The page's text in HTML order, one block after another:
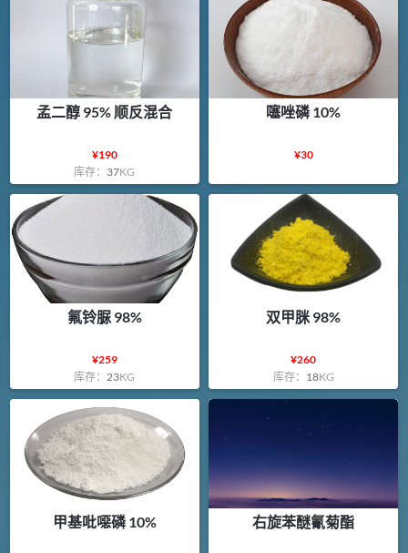
孟二醇 95% 顺反混合
¥190
库存： 37KG
噻唑磷 10%
¥30
氟铃脲 98%
¥259
库存： 23KG
双甲脒 98%
¥260
库存： 18KG
甲基吡噁磷 10% 右旋苯醚氰菊酯